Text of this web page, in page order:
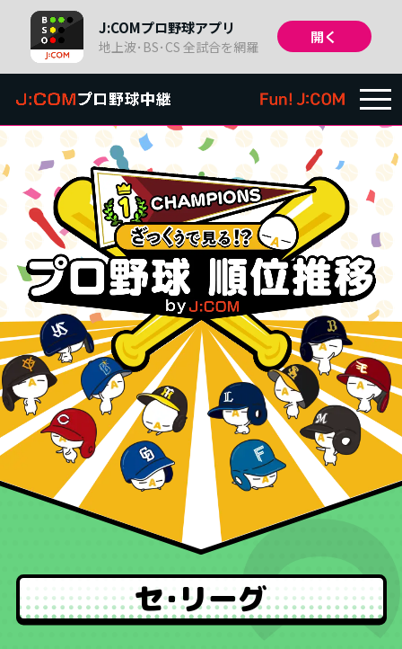
J:COMプロ野球アプリ
地上波･BS･CS 全試合を網羅
開く
TOP
放送予定 /日程・結果
チーム情報・戦績
順位・成績
関連番組
キャンプ情報
プロ野球ニュース
二宮清純コラム
セ･リーグ